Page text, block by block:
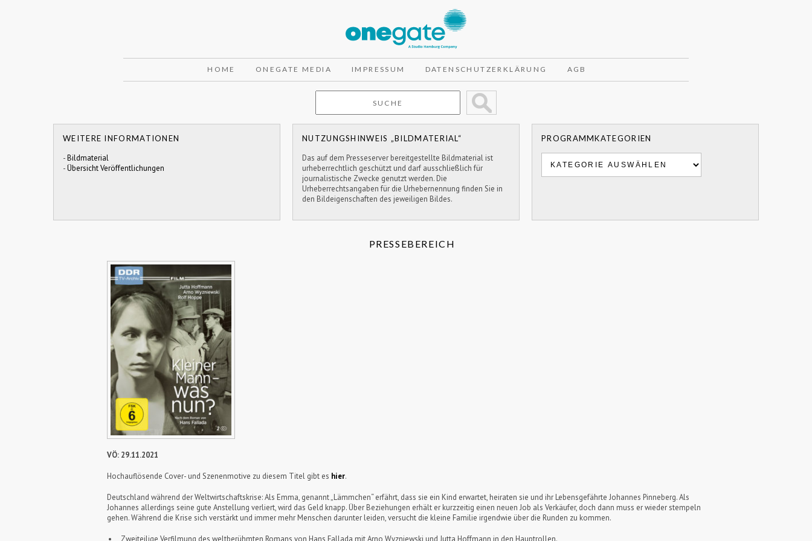
HOME ONEGATE MEDIA IMPRESSUM DATENSCHUTZERKLÄRUNG AGB
WEITERE INFORMATIONEN
-Bildmaterial
-Übersicht Veröffentlichungen
NUTZUNGSHINWEIS „BILDMATERIAL“
Das auf dem Presseserver bereitgestellte Bildmaterial ist
urheberrechtlich geschützt und darf ausschließlich für
journalistische Zwecke genutzt werden. Die
Urheberrechtsangaben für die Urhebernennung finden Sie in
den Bildeigenschaften des jeweiligen Bildes.
PROGRAMMKATEGORIEN
PRESSEBEREICH
VÖ: 29.11.2021
Hochauflösende Cover- und Szenenmotive zu diesem Titel gibt es hier.
Deutschland während der Weltwirtschaftskrise: Als Emma, genannt „Lämmchen“ erfährt, dass sie ein Kind erwartet, heiraten sie und ihr Lebensgefährte Johannes Pinneberg. Als
Johannes allerdings seine gute Anstellung verliert, wird das Geld knapp. Über Beziehungen erhält er kurzzeitig einen neuen Job als Verkäufer, doch dann muss er wieder stempeln
gehen. Während die Krise sich verstärkt und immer mehr Menschen darunter leiden, versucht die kleine Familie irgendwie über die Runden zu kommen.